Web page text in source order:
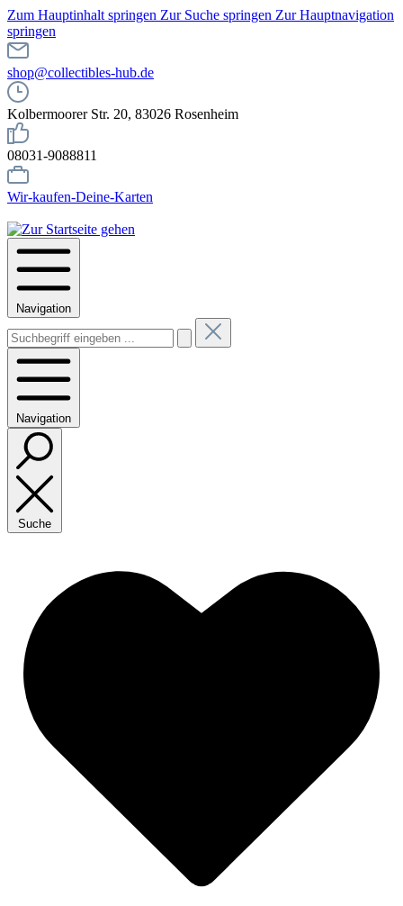
Zum Hauptinhalt springen Zur Suche springen Zur Hauptnavigation
springen
shop@collectibles-hub.de
Kolbermoorer Str. 20, 83026 Rosenheim
08031-9088811
Wir-kaufen-Deine-Karten
Navigation
Navigation
Suche